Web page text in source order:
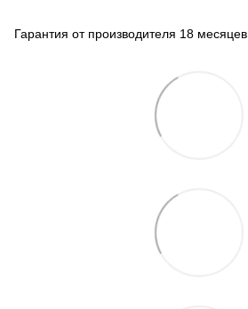
Гарантия от производителя 18 месяцев